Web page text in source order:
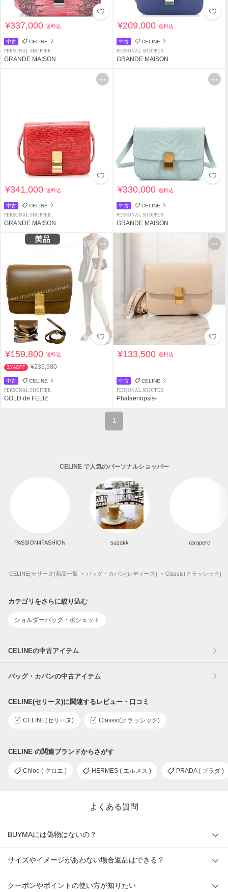
¥337,000送料込
中古 CELINE
PERSONAL SHOPPER
GRANDE MAISON
¥209,000送料込
中古 CELINE
PERSONAL SHOPPER
GRANDE MAISON
¥341,000送料込
中古 CELINE
PERSONAL SHOPPER
GRANDE MAISON
¥330,000送料込
中古 CELINE
PERSONAL SHOPPER
GRANDE MAISON
¥159,800送料込
33%OFF ¥239,980
中古 CELINE
PERSONAL SHOPPER
GOLD de FELIZ
¥133,500送料込
中古 CELINE
PERSONAL SHOPPER
Phalaenopsis-
1
CELINE で人気のパーソナルショッパー
PASSION4FASHION suzakk raraperc
CELINE(セリーヌ)商品一覧 バッグ・カバン(レディース) Classic(クラッシック)
カテゴリをさらに絞り込む
ショルダーバッグ・ポシェット
CELINEの中古アイテム
バッグ・カバンの中古アイテム
CELINE(セリーヌ)に関連するレビュー・口コミ
CELINE(セリーヌ) Classic(クラッシック)
CELINE の関連ブランドからさがす
Chloe ( クロエ ) HERMES ( エルメス ) PRADA ( プラダ )
よくある質問
BUYMAには偽物はないの？
サイズやイメージがあわない場合返品はできる？
クーポンやポイントの使い方が知りたい